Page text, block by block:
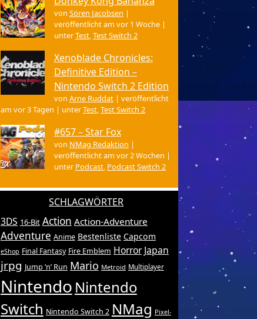
von Sören Jacobsen |
veröffentlicht am vor 1 Woche|
unterTest,Test Switch 2
Xenoblade Chronicles:
Definitive Edition –
Nintendo Switch 2 Edition
von Arne Ruddat| veröffentlicht
am vor 3 Tagen | unterTest,Test Switch 2
#657 – Star Fox
von NMag Redaktion |
veröffentlicht am vor 2 Wochen |
unter Podcast, Podcast Switch 2
SCHLAGWÖRTER
3DS 16-Bit Action Action-Adventure
Adventure Anime Bestenliste Capcom
eShop Final Fantasy Fire Emblem Horror Japan
jrpg Jump ’n’ Run Mario Metroid Multiplayer
Nintendo Nintendo
Switch Nintendo Switch 2 NMag Pixel-